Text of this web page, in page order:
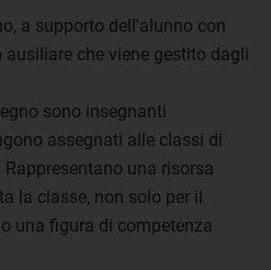
a supporto dell'alunno con
che viene gestito dagli
sono insegnanti
assegnati alle classi di
una risorsa
la classe, non solo per il
una figura di competenza